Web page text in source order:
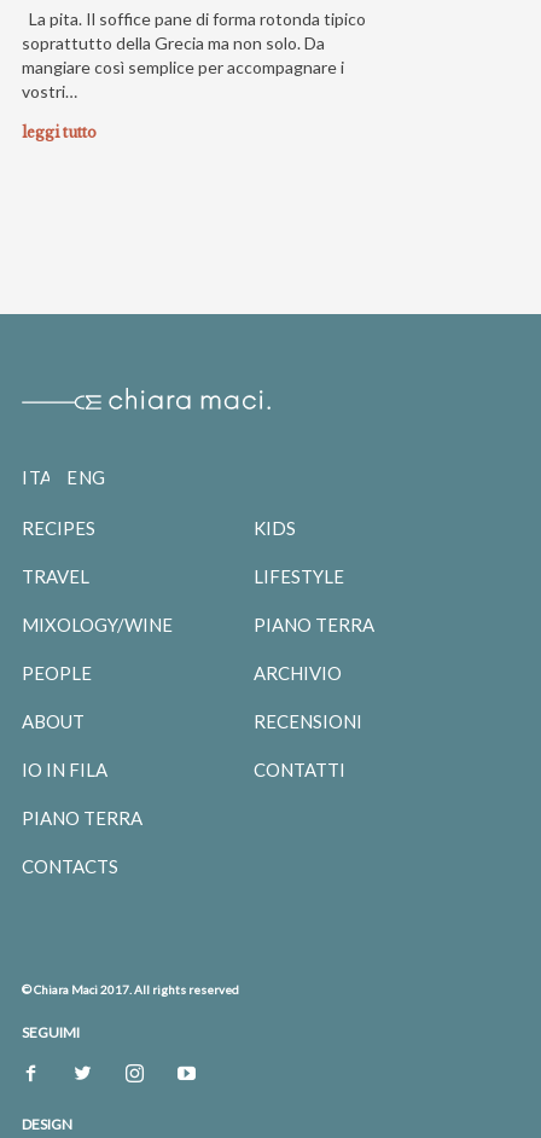
La pita. Il soffice pane di forma rotonda tipico
soprattutto della Grecia ma non solo. Da
mangiare così semplice per accompagnare i
vostri…
leggi tutto
ITALIANOENGLISH
RECIPES
TRAVEL
MIXOLOGY/WINE
PEOPLE
ABOUT
IO IN FILA
PIANO TERRA
CONTACTS
KIDS
LIFESTYLE
PIANO TERRA
ARCHIVIO
RECENSIONI
CONTATTI
© Chiara Maci 2017. All rights reserved
SEGUIMI
DESIGN